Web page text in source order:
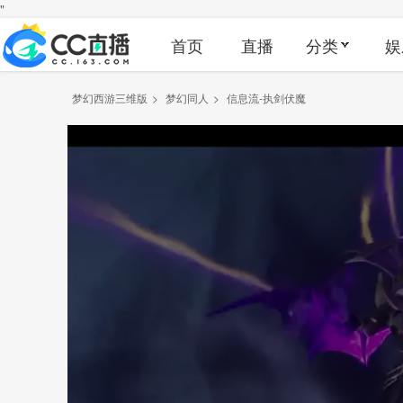
"
首页 直播 分类
梦幻西游三维版 > 梦幻同人 > 信息流-执剑伏魔